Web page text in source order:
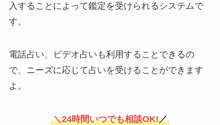
入することによって鑑定を受けられるシステムで
す。
電話占い、ビデオ占いも利用することできるの
で、ニーズに応じて占いを受けることができます
よ。
＼24時間いつでも相談OK!／